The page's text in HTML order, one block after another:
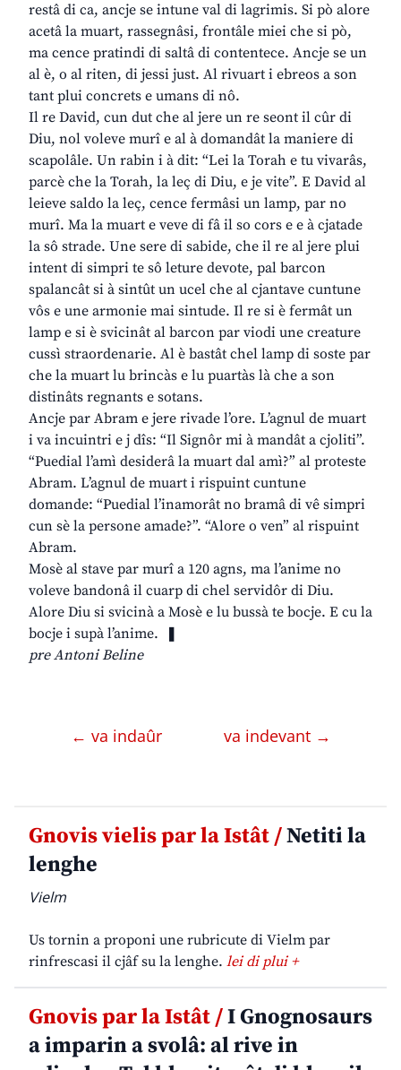
restâ di ca, ancje se intune val di lagrimis. Si pò alore
acetâ la muart, rassegnâsi, frontâle miei che si pò,
ma cence pratindi di saltâ di contentece. Ancje se un
al è, o al riten, di jessi just. Al rivuart i ebreos a son
tant plui concrets e umans di nô.
Il re David, cun dut che al jere un re seont il cûr di
Diu, nol voleve murî e al à domandât la maniere di
scapolâle. Un rabin i à dit: “Lei la Torah e tu vivarâs,
parcè che la Torah, la leç di Diu, e je vite”. E David al
leieve saldo la leç, cence fermâsi un lamp, par no
murî. Ma la muart e veve di fâ il so cors e e à cjatade
la sô strade. Une sere di sabide, che il re al jere plui
intent di simpri te sô leture devote, pal barcon
spalancât si à sintût un ucel che al cjantave cuntune
vôs e une armonie mai sintude. Il re si è fermât un
lamp e si è svicinât al barcon par viodi une creature
cussì straordenarie. Al è bastât chel lamp di soste par
che la muart lu brincàs e lu puartàs là che a son
distinâts regnants e sotans.
Ancje par Abram e jere rivade l’ore. L’agnul de muart
i va incuintri e j dîs: “Il Signôr mi à mandât a cjoliti”.
“Puedial l’amì desiderâ la muart dal amì?” al proteste
Abram. L’agnul de muart i rispuint cuntune
domande: “Puedial l’inamorât no bramâ di vê simpri
cun sè la persone amade?”. “Alore o ven” al rispuint
Abram.
Mosè al stave par murî a 120 agns, ma l’anime no
voleve bandonâ il cuarp di chel servidôr di Diu.
Alore Diu si svicinà a Mosè e lu bussà te bocje. E cu la
bocje i supà l’anime. ❚
pre Antoni Beline
← va indaûr va indevant →
Gnovis vielis par la Istât /Netiti la
lenghe
Vielm
Us tornin a proponi une rubricute di Vielm par
rinfrescasi il cjâf su la lenghe. lei di plui +
Gnovis par la Istât /I Gnognosaurs
a imparin a svolâ: al rive in